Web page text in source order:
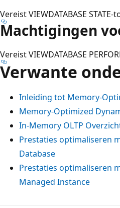
Vereist VIEWDATABASE
Machtigingen
Vereist VIEWDATABASE
Verwante
Inleiding tot Memory-
Memory-Optimized
In-Memory OLTP
Prestaties optimaliseren
Database
Prestaties optimaliseren
Managed Instance